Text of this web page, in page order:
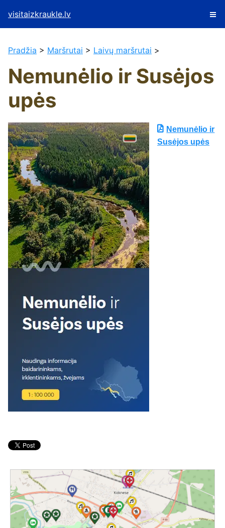
visitaizkraukle.lv
Pradžia > Maršrutai > Laivų maršrutai >
Nemunėlio ir Susėjos
upės
Nemunėlio ir
Susėjos upės